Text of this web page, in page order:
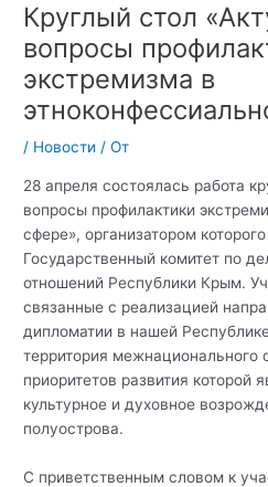
Круглый стол
вопросы
экстремизма в
/ Новости / От
28 апреля состоялась работа
вопросы профилактики
сфере», организатором
Государственный комитет по
отношений Республики Крым.
связанные с реализацией
дипломатии в нашей
территория межнационального
приоритетов развития которой
культурное и духовное
полуострова.
С приветственным словом к